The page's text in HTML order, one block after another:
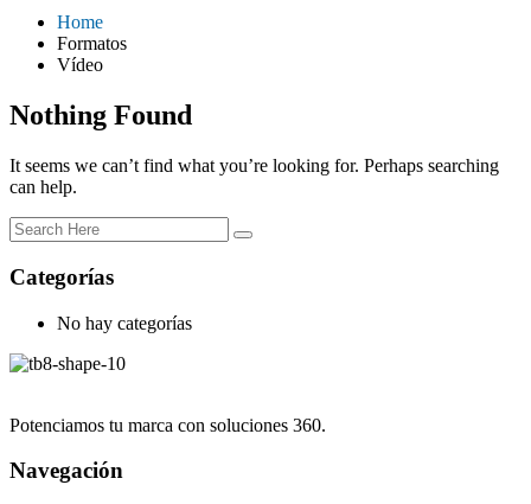
Home
Formatos
Vídeo
Nothing Found
It seems we can’t find what you’re looking for. Perhaps searching
can help.
Categorías
No hay categorías
Potenciamos tu marca con soluciones 360.
Navegación